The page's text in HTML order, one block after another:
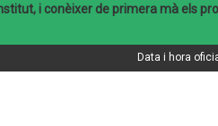
i conèixer de primera mà els
Data i hora